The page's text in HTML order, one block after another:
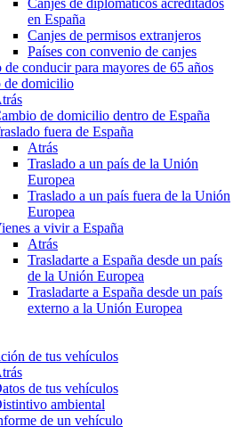
Canjes de diplomáticos acreditados
en España
Canjes de permisos extranjeros
Países con convenio de canjes
de conducir para mayores de 65 años
de domicilio
de domicilio dentro de España
fuera de España
Atrás
Traslado a un país de la Unión
Europea
Traslado a un país fuera de la Unión
Europea
a vivir a España
Atrás
Trasladarte a España desde un país
de la Unión Europea
Trasladarte a España desde un país
externo a la Unión Europea
de tus vehículos
de tus vehículos
ambiental
de un vehículo